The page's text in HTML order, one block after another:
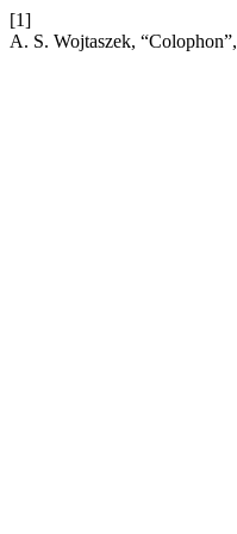
[1]
A. S. Wojtaszek, “Colophon”,